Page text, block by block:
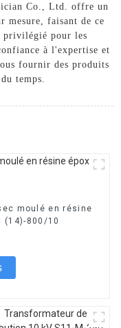
Co., Ltd. offre un
mesure, faisant de ce
privilégié pour les
à l'expertise et
fournir des produits
temps.
moulé en résine
(14)-800/10